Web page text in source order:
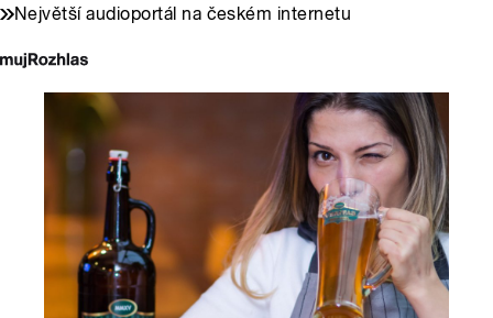
Největší audioportál na českém internetu